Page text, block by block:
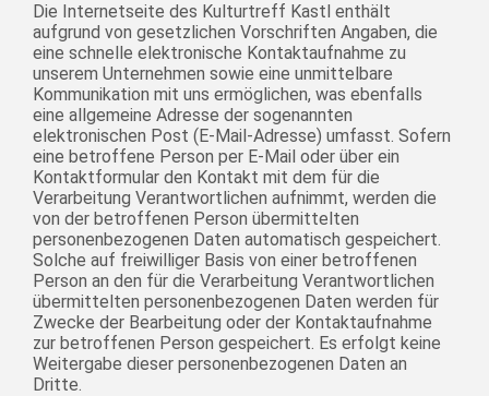
Die Internetseite des Kulturtreff Kastl enthält
aufgrund von gesetzlichen Vorschriften Angaben, die
eine schnelle elektronische Kontaktaufnahme zu
unserem Unternehmen sowie eine unmittelbare
Kommunikation mit uns ermöglichen, was ebenfalls
eine allgemeine Adresse der sogenannten
elektronischen Post (E-Mail-Adresse) umfasst. Sofern
eine betroffene Person per E-Mail oder über ein
Kontaktformular den Kontakt mit dem für die
Verarbeitung Verantwortlichen aufnimmt, werden die
von der betroffenen Person übermittelten
personenbezogenen Daten automatisch gespeichert.
Solche auf freiwilliger Basis von einer betroffenen
Person an den für die Verarbeitung Verantwortlichen
übermittelten personenbezogenen Daten werden für
Zwecke der Bearbeitung oder der Kontaktaufnahme
zur betroffenen Person gespeichert. Es erfolgt keine
Weitergabe dieser personenbezogenen Daten an
Dritte.